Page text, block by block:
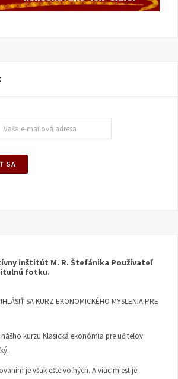
inštitút M. R. Štefánika Používateľ
fotku.
SA KURZ EKONOMICKÉHO MYSLENIA PRE
kurzu Klasická ekonómia pre učiteľov
je však ešte voľných. A viac miest je